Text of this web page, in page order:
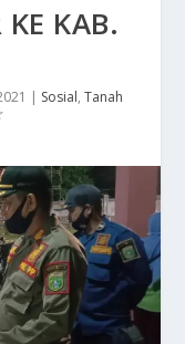
KAB.
| Sosial, Tanah